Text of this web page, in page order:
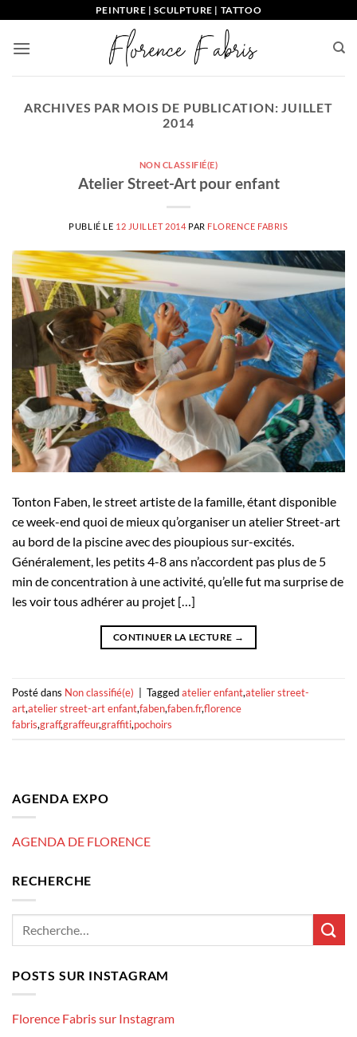
contenu
PEINTURE | SCULPTURE | TATTOO
ARCHIVES PAR MOIS DE PUBLICATION:JUILLET
2014
NON CLASSIFIÉ(E)
Atelier Street-Art pour enfant
PUBLIÉ LE 12 JUILLET 2014 PAR FLORENCE FABRIS
Tonton Faben, le street artiste de la famille, étant disponible
ce week-end quoi de mieux qu’organiser un atelier Street-art
au bord de la piscine avec des pioupious sur-excités.
Généralement, les petits 4-8 ans n’accordent pas plus de 5
min de concentration à une activité, qu’elle fut ma surprise de
les voir tous adhérer au projet […]
CONTINUER LA LECTURE →
Posté dans Non classifié(e) Taggedatelier enfant,atelier street-
art,atelier street-art enfant,faben,faben.fr,florence
fabris,graff,graffeur,graffiti,pochoirs
AGENDA EXPO
AGENDA DE FLORENCE
RECHERCHE
POSTS SUR INSTAGRAM
Florence Fabris sur Instagram